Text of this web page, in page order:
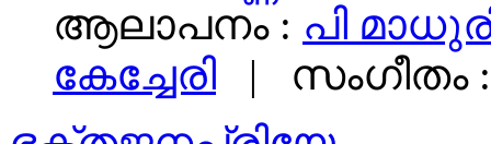
ആലാപനം : പി
കേച്ചേരി | സംഗീതം